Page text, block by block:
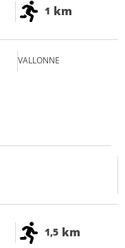
1 km
VALLONNE
1,5 km